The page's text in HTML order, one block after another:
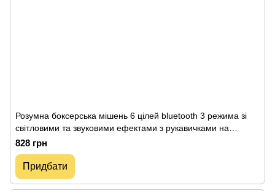
Розумна боксерська мішень 6 цілей bluetooth 3 режима зі
світловими та звуковими ефектами з рукавичками на
акумуляторі світломузика
828 грн
Придбати